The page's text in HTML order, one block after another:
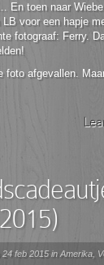
En toen naar
voor een hapje
fotograaf: Ferry.
foto afgevallen.
24 feb 2015 in Amerika